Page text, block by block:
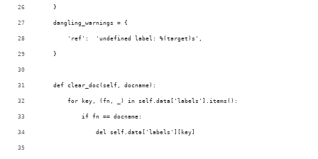
    }
    dangling_warnings = {
        'ref':  'undefined label: %(target)s',
    }
    def clear_doc(self, docname):
        for key, (fn, _) in self.data['labels'].items():
            if fn == docname:
                del self.data['labels'][key]